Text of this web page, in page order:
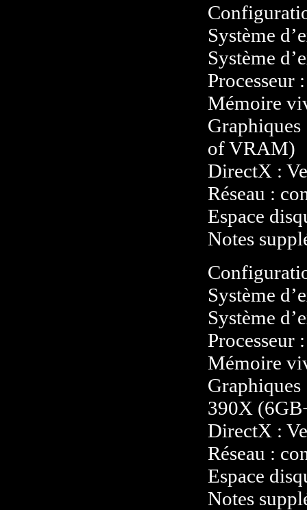
Système
Système
Processeur
Mémoire
of VRAM)
DirectX :
Réseau :
Espace
Notes
Système
Système
Processeur
Mémoire
390X
DirectX :
Réseau :
Espace
Notes